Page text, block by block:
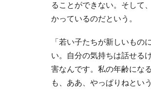
ることができない。そして
かっているのだという。
「若い子たちが新しいも
い。自分の気持ちは話せる
害なんです。私の年齢にな
も、ああ、やっぱりねとい